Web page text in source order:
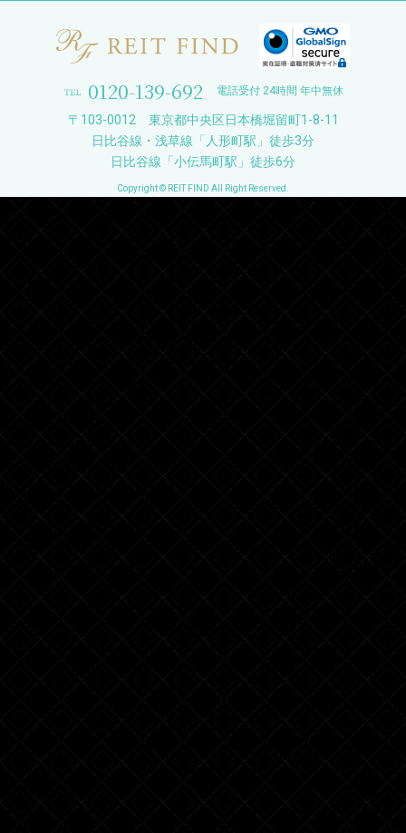
0120-139-692 電話受付 24時間 年中無休
〒103-0012 東京都中央区日本橋堀留町1-8-11
日比谷線・浅草線「人形町駅」徒歩3分
日比谷線「小伝馬町駅」徒歩6分
Copyright © REIT FIND All Right Reserved.